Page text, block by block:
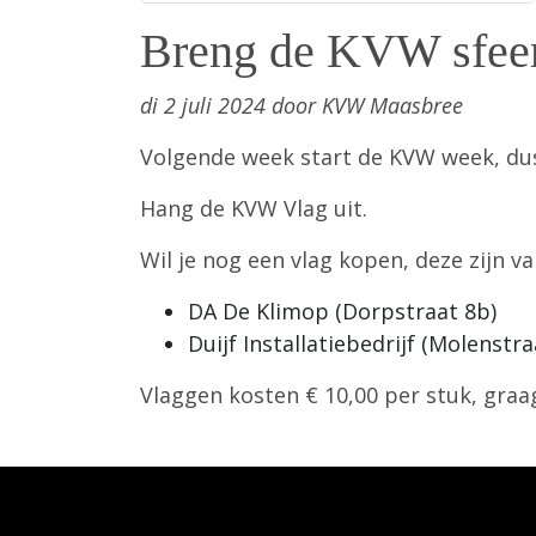
Breng de KVW
di 2 juli 2024 door KVW Maasbree
Volgende week start de KVW week,
Hang de KVW Vlag uit.
Wil je nog een vlag kopen, deze zijn
DA De Klimop (Dorpstraat 8b)
Duijf Installatiebedrijf
Vlaggen kosten € 10,00 per stuk,